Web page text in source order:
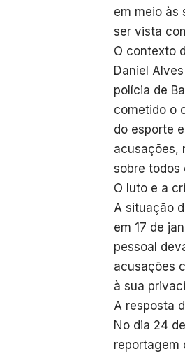
em meio às
ser vista
O contexto
Daniel
polícia de
cometido o
do esporte
acusações,
sobre todos
O luto e a
A situação
em 17 de
pessoal
acusações
à sua
A resposta
No dia 24
reportagem